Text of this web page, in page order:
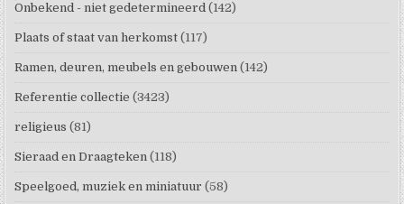
Onbekend - niet gedetermineerd (142)
Plaats of staat van herkomst (117)
Ramen, deuren, meubels en gebouwen (142)
Referentie collectie (3423)
religieus (81)
Sieraad en Draagteken (118)
Speelgoed, muziek en miniatuur (58)